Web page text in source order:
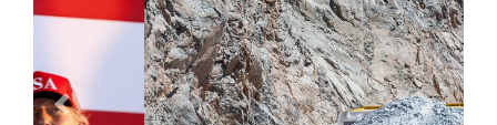
Anterior Próximo